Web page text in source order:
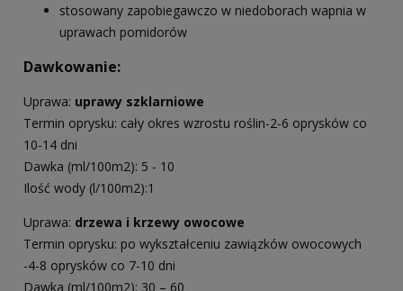
stosowany zapobiegawczo w niedoborach wapnia w
uprawach pomidorów
Dawkowanie:
Uprawa: uprawy szklarniowe
Termin oprysku: cały okres wzrostu roślin-2-6 oprysków co
10-14 dni
Dawka (ml/100m2): 5 - 10
Ilość wody (l/100m2):1
Uprawa: drzewa i krzewy owocowe
Termin oprysku: po wykształceniu zawiązków owocowych
-4-8 oprysków co 7-10 dni
Dawka (ml/100m2): 30 – 60